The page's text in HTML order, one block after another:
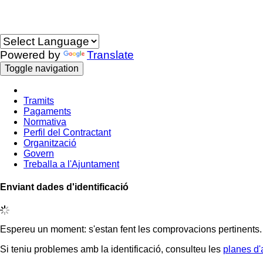
Powered by Translate
Toggle navigation
Tramits
Pagaments
Normativa
Perfil del Contractant
Organització
Govern
Treballa a l'Ajuntament
Enviant dades d'identificació
Espereu un moment: s'estan fent les comprovacions pertinents.
Si teniu problemes amb la identificació, consulteu les planes